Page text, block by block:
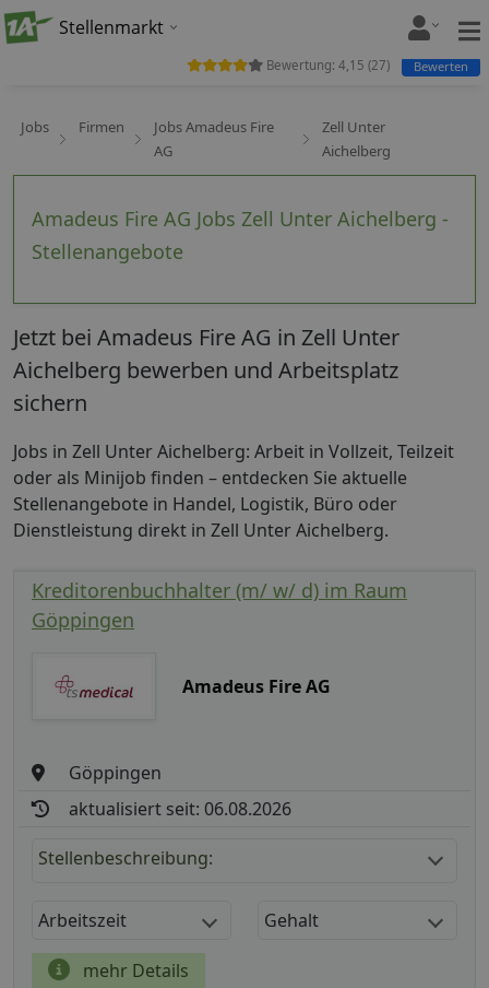
Stellenmarkt
Jobs Firmen
Jobs Amadeus Fire
AG
Zell Unter
Aichelberg
Amadeus Fire AG Jobs Zell Unter Aichelberg -
Stellenangebote
Bewertung: 4,15 (27) Bewerten
Jetzt bei Amadeus Fire AG in Zell Unter
Aichelberg bewerben und Arbeitsplatz
sichern
Jobs in Zell Unter Aichelberg: Arbeit in Vollzeit, Teilzeit
oder als Minijob finden – entdecken Sie aktuelle
Stellenangebote in Handel, Logistik, Büro oder
Dienstleistung direkt in Zell Unter Aichelberg.
Kreditorenbuchhalter (m/ w/ d) im Raum
Göppingen
Amadeus Fire AG
Göppingen
aktualisiert seit: 06.08.2026
Stellenbeschreibung:
Arbeitszeit Gehalt
mehr Details